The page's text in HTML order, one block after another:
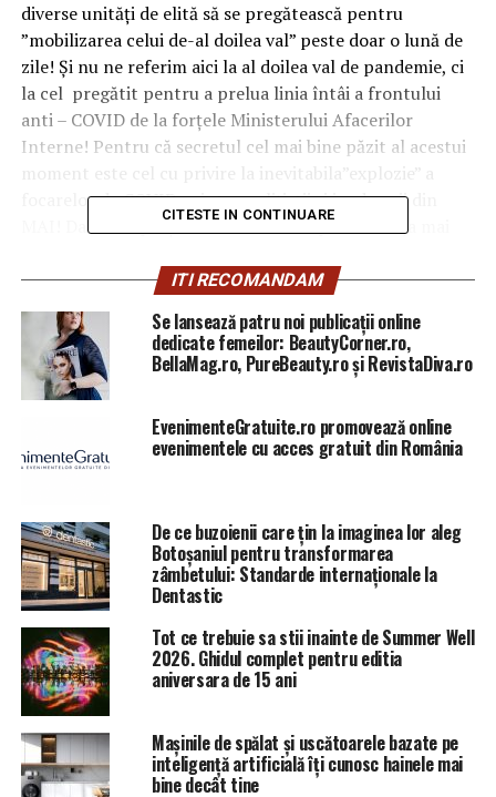
diverse unități de elită să se pregătească pentru
”mobilizarea celui de-al doilea val” peste doar o lună de
zile! Și nu ne referim aici la al doilea val de pandemie, ci
la cel pregătit pentru a prelua linia întâi a frontului
anti – COVID de la forțele Ministerului Afacerilor
Interne! Pentru că secretul cel mai bine păzit al acestui
focarelor de COVID printre polițiștii și jandarmii din
MAI! Datele experților indicând o răspândire deja mai
existente, dar ținute încă sub tăcere. Numai că se
prevede ca într-o lună de zile structurile MAI să cadă
una după alta, mii de îmbolnăviri prognozate ca
derivând din cele deja existente urmând a crea breșe
uriașe în dispozitivele MAI de pe străzi! Acolo unde va fi
Piranha 5, pregătite de militari pentru ”filtre rutiere”
CITESTE IN CONTINUARE
ITI RECOMANDAM
Se lansează patru noi publicații online
dedicate femeilor: BeautyCorner.ro,
BellaMag.ro, PureBeauty.ro și RevistaDiva.ro
EvenimenteGratuite.ro promovează online
evenimentele cu acces gratuit din România
De ce buzoienii care țin la imaginea lor aleg
Botoșaniul pentru transformarea
zâmbetului: Standarde internaționale la
Dentastic
Tot ce trebuie sa stii inainte de Summer Well
2026. Ghidul complet pentru editia
aniversara de 15 ani
Mașinile de spălat și uscătoarele bazate pe
inteligență artificială îți cunosc hainele mai
bine decât tine